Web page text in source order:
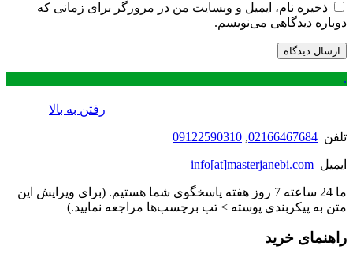
ذخیره نام، ایمیل و وبسایت من در مرورگر برای زمانی که
دوباره دیدگاهی می‌نویسم.
.
رفتن به بالا
تلفن 02166467684
,
09122590310
ایمیل info[at]masterjanebi.com
ما 24 ساعته 7 روز هفته پاسخگوی شما هستیم. (برای ویرایش این
متن به پیکربندی پوسته > تب برچسب‌ها مراجعه نمایید.)
راهنمای خرید